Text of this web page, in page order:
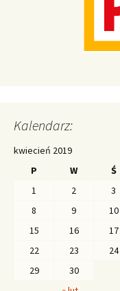
Kalendarz:
kwiecień 2019
P
W Ś
1
2 3
8
9 10
15
16 17
22
23 24
29
30